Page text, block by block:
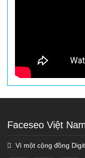
Faceseo Việt
Vì một cộng đồng